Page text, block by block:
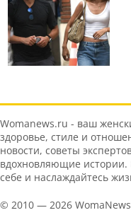
Womanews.ru - ваш
здоровье, стиле и
новости, советы
вдохновляющие истории.
себе и наслаждайтесь
© 2010 — 2026